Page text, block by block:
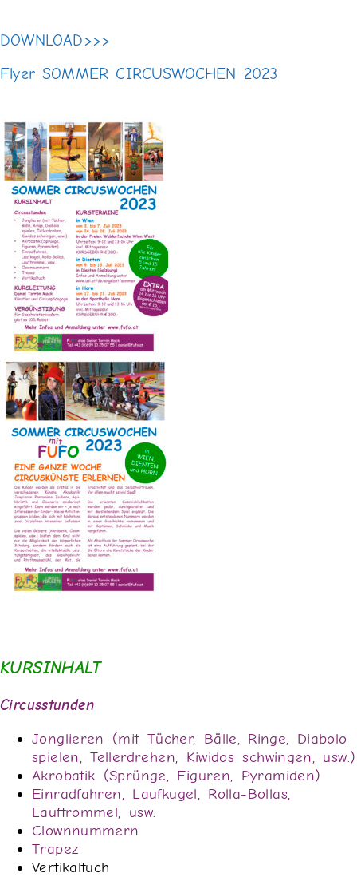
DOWNLOAD>>>
Flyer SOMMER CIRCUSWOCHEN 2023
KURSINHALT
Circusstunden
Jonglieren (mit Tücher, Bälle, Ringe, Diabolo
spielen, Tellerdrehen, Kiwidos schwingen, usw.)
Akrobatik (Sprünge, Figuren, Pyramiden)
Einradfahren, Laufkugel, Rolla-Bollas,
Lauftrommel, usw.
Clownnummern
Trapez
Vertikaltuch